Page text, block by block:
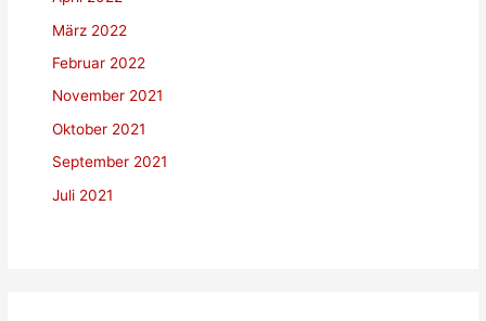
März 2022
Februar 2022
November 2021
Oktober 2021
September 2021
Juli 2021